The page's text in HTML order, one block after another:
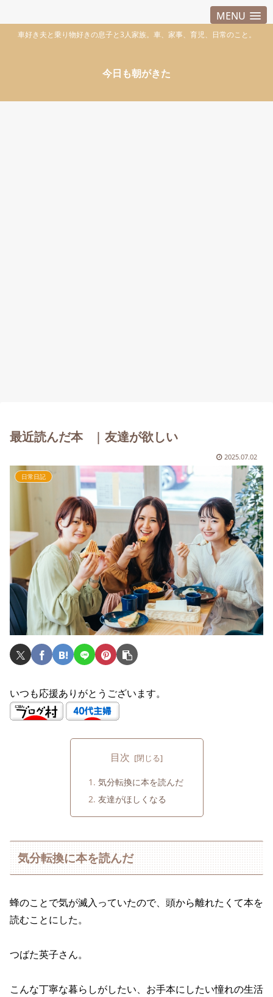
MENU
車好き夫と乗り物好きの息子と3人家族。車、家事、育児、日常のこと。
今日も朝がきた
最近読んだ本 | 友達が欲しい
2025.07.02
日常日記
いつも応援ありがとうございます。
目次
気分転換に本を読んだ
友達がほしくなる
気分転換に本を読んだ
蜂のことで気が滅入っていたので、頭から離れたくて本を
読むことにした。
つばた英子さん。
こんな丁寧な暮らしがしたい、お手本にしたい憧れの生活